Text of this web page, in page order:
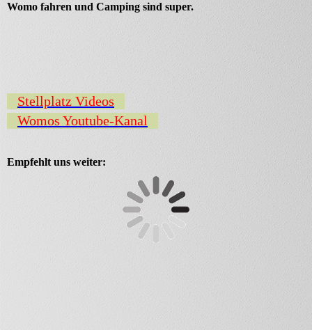
Womo fahren und Camping sind super.
Stellplatz Videos
Womos Youtube-Kanal
Empfehlt uns weiter: